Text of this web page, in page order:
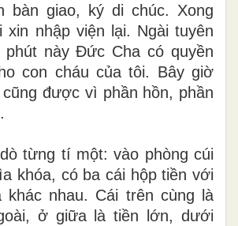
bàn giao, ký di chúc. Xong
xin nhập viện lại. Ngài tuyên
phút này Đức Cha có quyền
con cháu của tôi. Bây giờ
được vì phần hồn, phần
từng tí một: vào phòng cúi
khóa, có ba cái hộp tiền với
khác nhau. Cái trên cùng là
ở giữa là tiền lớn, dưới